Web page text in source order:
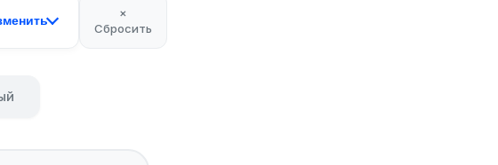
×
Сбросить